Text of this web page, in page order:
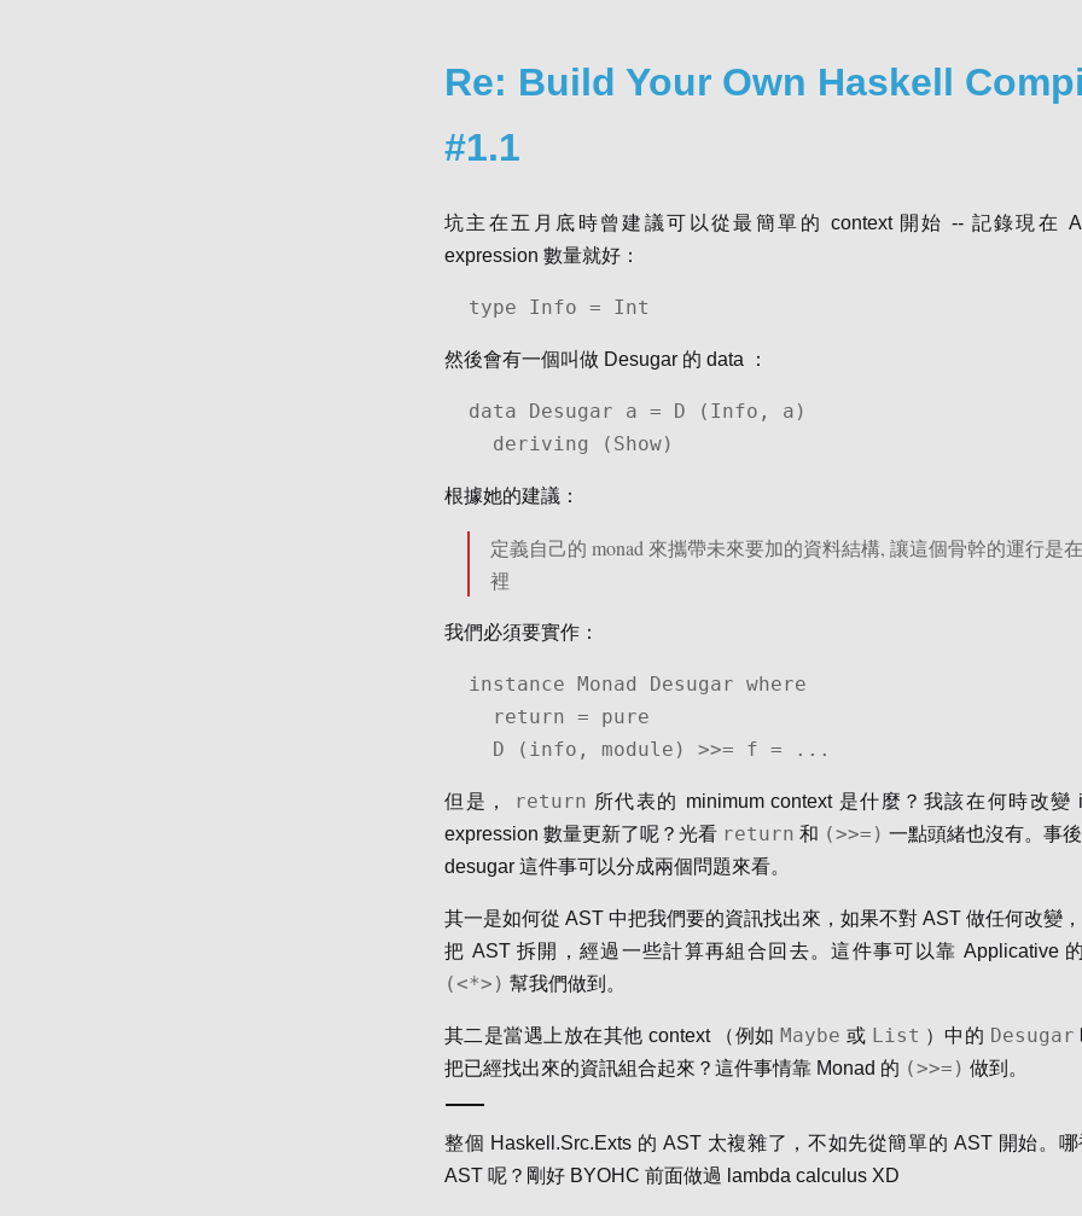
Re: Build Your Own Haskell
#1.1
坑主在五月底時曾建議可以從最簡單的 context 開始 -- 記錄現在
expression 數量就好：
type Info = Int
然後會有一個叫做 Desugar 的 data ：
data Desugar a = D (Info, a)
  deriving (Show)
根據她的建議：
定義自己的 monad 來攜帶未來要加的資料結構, 讓這個骨幹的運行是
裡
我們必須要實作：
instance Monad Desugar where
  D (info, module) >>= f = ...
但是， return 所代表的 minimum context 是什麼？我該在何時改變
expression 數量更新了呢？光看 return 和 (>>=) 一點頭緒也沒有。事後
desugar 這件事可以分成兩個問題來看。
其一是如何從 AST 中把我們要的資訊找出來，如果不對 AST 做任何改變
把 AST 拆開，經過一些計算再組合回去。這件事可以靠 Applicative 的
(<*>) 幫我們做到。
其二是當遇上放在其他 context （例如 Maybe 或 List ）中的 Desugar
把已經找出來的資訊組合起來？這件事情靠 Monad 的 (>>=) 做到。
整個 Haskell.Src.Exts 的 AST 太複雜了，不如先從簡單的 AST 開始。
AST 呢？剛好 BYOHC 前面做過 lambda calculus XD